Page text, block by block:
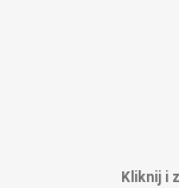
Kliknij i